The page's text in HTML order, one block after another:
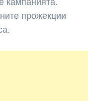
прожекции